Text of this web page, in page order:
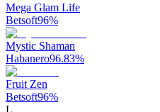
Mega Glam Life
Betsoft96%
Mystic Shaman
Habanero96.83%
Fruit Zen
Betsoft96%
L